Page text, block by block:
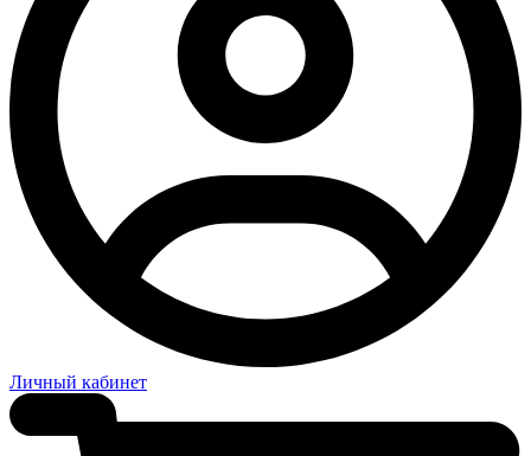
Личный кабинет